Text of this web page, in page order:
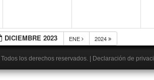
DICIEMBRE 2023 ENE 2024
los derechos reservados. Declaración de